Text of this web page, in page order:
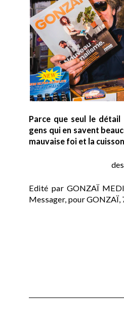
Parce que seul le
gens qui en savent
mauvaise foi et la
Edité par GONZAÏ
Messager, pour GONZAÏ,